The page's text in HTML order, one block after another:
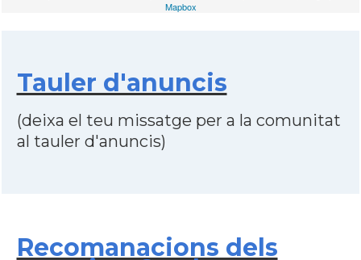
Mapbox
Tauler d'anuncis
(deixa el teu missatge per a la comunitat
al tauler d'anuncis)
Recomanacions dels